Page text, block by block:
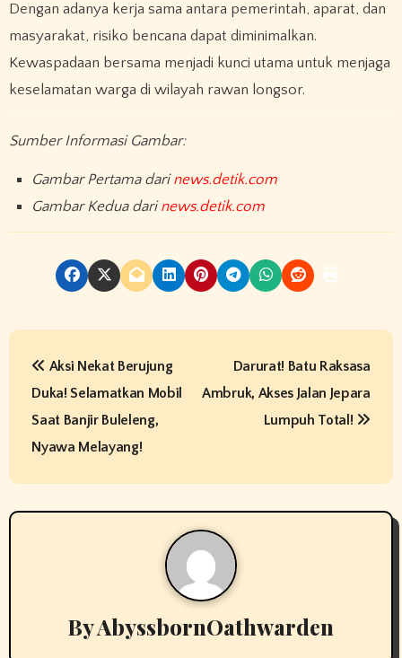
Dengan adanya kerja sama antara pemerintah, aparat, dan
masyarakat, risiko bencana dapat diminimalkan.
Kewaspadaan bersama menjadi kunci utama untuk menjaga
keselamatan warga di wilayah rawan longsor.
Sumber Informasi Gambar:
Gambar Pertama darinews.detik.com
Gambar Kedua darinews.detik.com
P
n
a
Aksi Nekat Berujung
Duka! Selamatkan Mobil
Saat Banjir Buleleng,
Nyawa Melayang!
Darurat! Batu Raksasa
Ambruk, Akses Jalan Jepara
Lumpuh Total!
ByAbyssbornOathwarden